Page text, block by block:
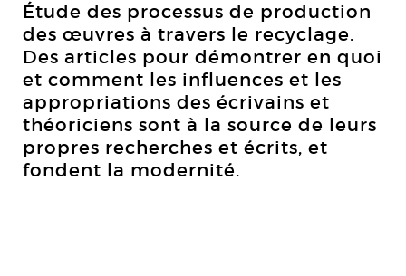
Étude des processus de production
des œuvres à travers le recyclage.
Des articles pour démontrer en quoi
et comment les influences et les
appropriations des écrivains et
théoriciens sont à la source de leurs
propres recherches et écrits, et
fondent la modernité.